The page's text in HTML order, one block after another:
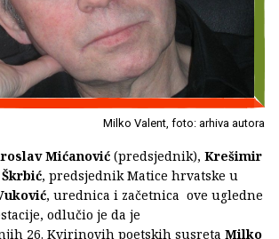
Milko Valent, foto: arhiva autora
Mićanović (predsjednik), Krešimir
, predsjednik Matice hrvatske u
, urednica i začetnica ove ugledne
odlučio je da je
26. Kvirinovih poetskih susreta Milko